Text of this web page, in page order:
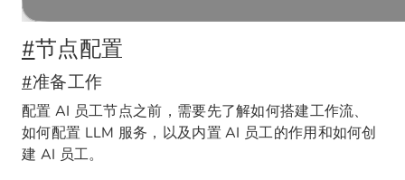
#节点配置
#准备工作
配置 AI 员工节点之前，需要先了解如何搭建工作流、
如何配置 LLM 服务，以及内置 AI 员工的作用和如何创
建 AI 员工。